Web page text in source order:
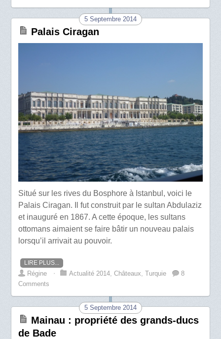
5 Septembre 2014
Palais Ciragan
Situé sur les rives du Bosphore à Istanbul, voici le
Palais Ciragan. Il fut construit par le sultan Abdulaziz
et inauguré en 1867. A cette époque, les sultans
ottomans aimaient se faire bâtir un nouveau palais
lorsqu’il arrivait au pouvoir.
LIRE PLUS...
Régine ⋅ Actualité 2014 ,Châteaux ,Turquie
8
Comments
5 Septembre 2014
Mainau : propriété des grands-ducs
de Bade